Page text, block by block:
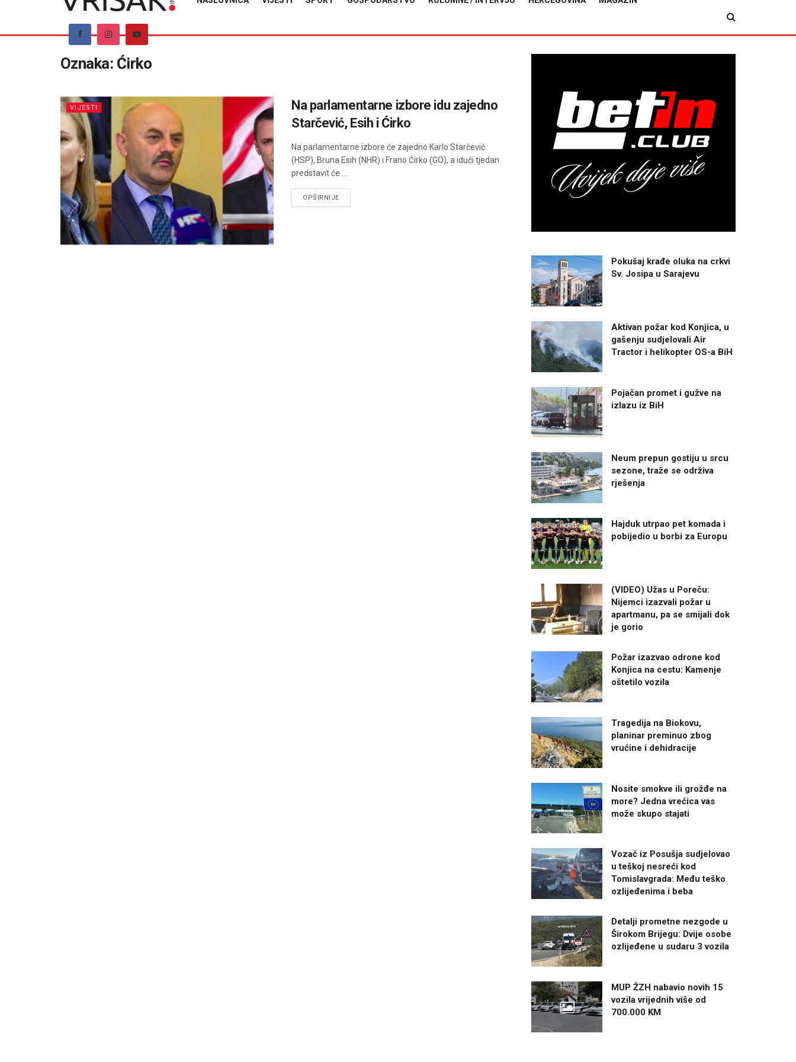
Oznaka: Ćirko
VIJESTI
Na parlamentarne izbore idu zajedno
Starčević, Esih i Ćirko
Na parlamentarne izbore će zajedno Karlo Starčević
(HSP), Bruna Esih (NHR) i Frano Ćirko (GO), a idući tjedan
predstavit će ...
OPŠIRNIJEDETAILS
Pokušaj krađe oluka na crkvi
Sv. Josipa u Sarajevu
Aktivan požar kod Konjica, u
gašenju sudjelovali Air
Tractor i helikopter OS-a BiH
Pojačan promet i gužve na
izlazu iz BiH
Neum prepun gostiju u srcu
sezone, traže se održiva
rješenja
Hajduk utrpao pet komada i
pobijedio u borbi za Europu
(VIDEO) Užas u Poreču:
Nijemci izazvali požar u
apartmanu, pa se smijali dok
je gorio
Požar izazvao odrone kod
Konjica na cestu: Kamenje
oštetilo vozila
Tragedija na Biokovu,
planinar preminuo zbog
vrućine i dehidracije
Nosite smokve ili grožđe na
more? Jedna vrećica vas
može skupo stajati
Vozač iz Posušja sudjelovao
u teškoj nesreći kod
Tomislavgrada: Među teško
ozlijeđenima i beba
Detalji prometne nezgode u
Širokom Brijegu: Dvije osobe
ozlijeđene u sudaru 3 vozila
MUP ŽZH nabavio novih 15
vozila vrijednih više od
700.000 KM